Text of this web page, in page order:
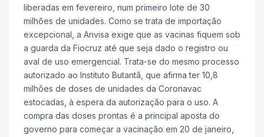
liberadas em fevereiro, num primeiro lote de 30
milhões de unidades. Como se trata de importação
excepcional, a Anvisa exige que as vacinas fiquem sob
a guarda da Fiocruz até que seja dado o registro ou
aval de uso emergencial. Trata-se do mesmo processo
autorizado ao Instituto Butantã, que afirma ter 10,8
milhões de doses de unidades da Coronavac
estocadas, à espera da autorização para o uso. A
compra das doses prontas é a principal aposta do
governo para começar a vacinação em 20 de janeiro,